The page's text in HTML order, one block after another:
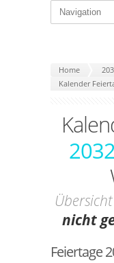
Home
Kalender
2032
nicht
Feiertage